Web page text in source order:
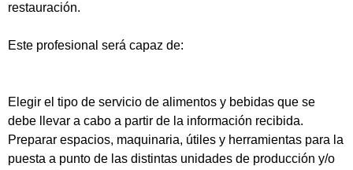
restauración.
Este profesional será capaz de:
Elegir el tipo de servicio de alimentos y bebidas que se
debe llevar a cabo a partir de la información recibida.
Preparar espacios, maquinaria, útiles y herramientas para la
puesta a punto de las distintas unidades de producción y/o